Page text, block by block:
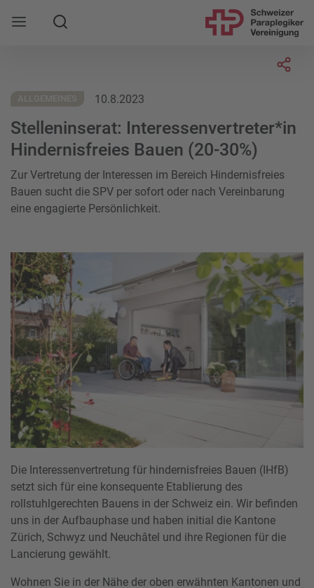
Mobile Navigation öffnen
Suche
ALLGEMEINES 10.8.2023
Stelleninserat: Interessenvertreter*in
Hindernisfreies Bauen (20-30%)
Zur Vertretung der Interessen im Bereich Hindernisfreies
Bauen sucht die SPV per sofort oder nach Vereinbarung
eine engagierte Persönlichkeit.
Die Interessenvertretung für hindernisfreies Bauen (IHfB)
setzt sich für eine konsequente Etablierung des
rollstuhlgerechten Bauens in der Schweiz ein. Wir befinden
uns in der Aufbauphase und haben initial die Kantone
Zürich, Schwyz und Neuchâtel und ihre Regionen für die
Lancierung gewählt.
Wohnen Sie in der Nähe der oben erwähnten Kantonen und